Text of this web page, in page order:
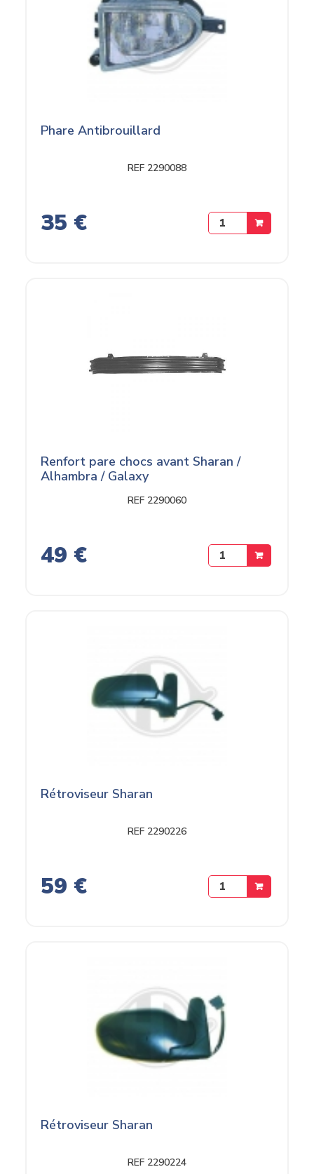
Phare Antibrouillard
REF 2290088
35 €
Renfort pare chocs avant Sharan /
Alhambra / Galaxy
REF 2290060
49 €
Rétroviseur Sharan
REF 2290226
59 €
Rétroviseur Sharan
REF 2290224